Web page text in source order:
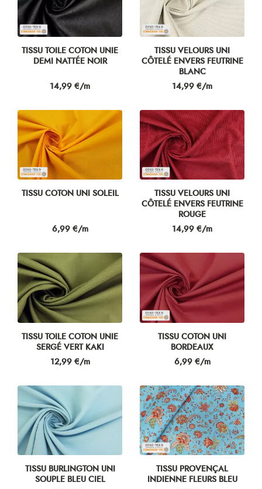
TISSU TOILE COTON UNIE
DEMI NATTÉE NOIR
Prix
14,99 €/m
TISSU VELOURS UNI
CÔTELÉ ENVERS FEUTRINE
BLANC
Prix
14,99 €/m
TISSU COTON UNI SOLEIL
Prix
6,99 €/m
TISSU VELOURS UNI
CÔTELÉ ENVERS FEUTRINE
ROUGE
Prix
14,99 €/m
TISSU TOILE COTON UNIE
SERGÉ VERT KAKI
Prix
12,99 €/m
TISSU COTON UNI
BORDEAUX
Prix
6,99 €/m
TISSU BURLINGTON UNI
SOUPLE BLEU CIEL
TISSU PROVENÇAL
INDIENNE FLEURS BLEU